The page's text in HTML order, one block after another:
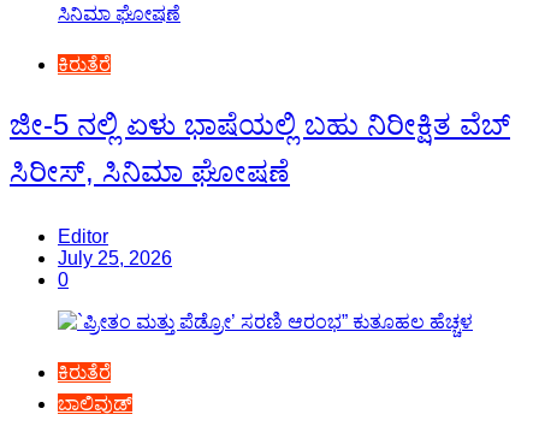
ಕಿರುತೆರೆ
ಜೀ-5 ನಲ್ಲಿ ಏಳು ಭಾಷೆಯಲ್ಲಿ ಬಹು ನಿರೀಕ್ಷಿತ ವೆಬ್
ಸಿರೀಸ್, ಸಿನಿಮಾ ಘೋಷಣೆ
Editor
July 25, 2026
0
ಕಿರುತೆರೆ
ಬಾಲಿವುಡ್